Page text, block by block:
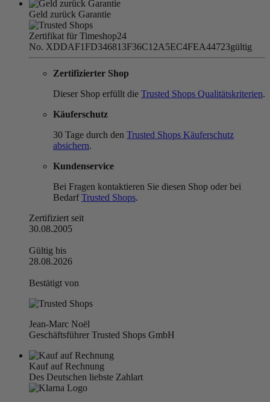
Geld zurück Garantie
Zertifikat für Timeshop24
No. XDDAF1FD346813F36C12A5EC4FEA44723gültig
Zertifizierter Shop
Dieser Shop erfüllt die Trusted Shops Qualitätskriterien.
Käuferschutz
30 Tage durch den Trusted Shops Käuferschutz
absichern.
Kundenservice
Bei Fragen kontaktieren Sie diesen Shop oder bei
BedarfTrusted Shops.
Zertifiziert seit
30.08.2005
Gültig bis
28.08.2026
Bestätigt von
Jean-Marc Noël
Geschäftsführer Trusted Shops GmbH
Kauf auf Rechnung
Des Deutschen liebste Zahlart